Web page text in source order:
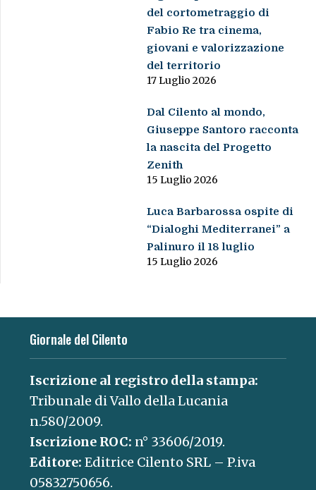
del cortometraggio di
Fabio Re tra cinema,
giovani e valorizzazione
del territorio
17 Luglio 2026
Dal Cilento al mondo,
Giuseppe Santoro racconta
la nascita del Progetto
Zenith
15 Luglio 2026
Luca Barbarossa ospite di
“Dialoghi Mediterranei” a
Palinuro il 18 luglio
15 Luglio 2026
Giornale del Cilento
Iscrizione al registro della stampa:
Tribunale di Vallo della Lucania
n.580/2009.
Iscrizione ROC: n° 33606/2019.
Editore: Editrice Cilento SRL – P.iva
05832750656.